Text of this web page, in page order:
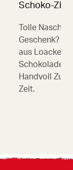
Schoko-
Tolle
Geschenk?
aus Loacker
Schokolade
Handvoll
Zeit.